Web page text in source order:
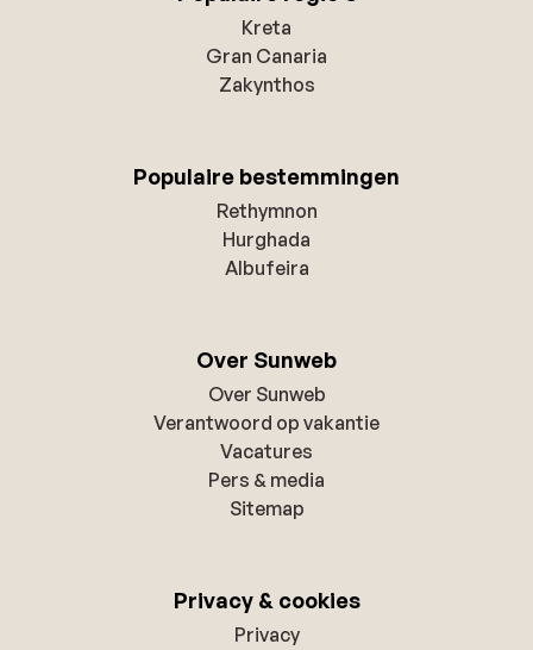
Kreta
Gran Canaria
Zakynthos
Populaire bestemmingen
Rethymnon
Hurghada
Albufeira
Over Sunweb
Over Sunweb
Verantwoord op vakantie
Vacatures
Pers & media
Sitemap
Privacy & cookies
Privacy